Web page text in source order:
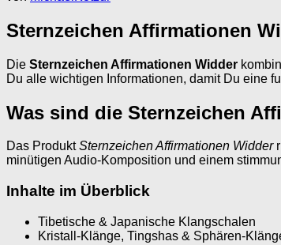
Sternzeichen Affirmationen
Die Sternzeichen Affirmationen Widder
Du alle wichtigen Informationen, damit Du eine
Was sind die Sternzeichen
Das ProduktSternzeichen Affirmationen Widder
minütigen Audio-Komposition und einem
Inhalte im Überblick
Tibetische & Japanische Klangschalen
Kristall-Klänge, Tingshas & Sphären-